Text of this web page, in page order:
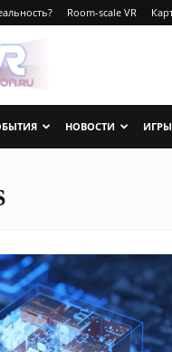
Room-scale VR
НОВОСТИ ИГРЫ